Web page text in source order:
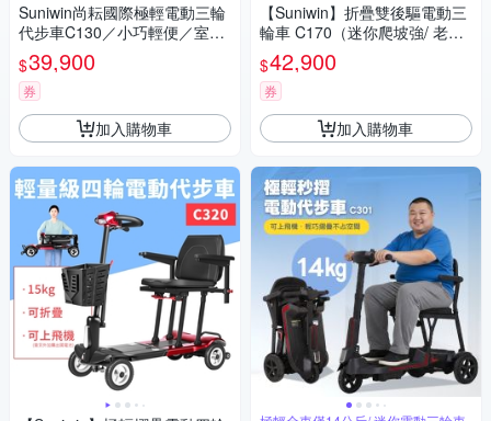
Suniwin尚耘國際極輕電動三輪
代步車C130／小巧輕便／室內
戶外出遊
$39,900
券
加入購物車
【Suniwin】折疊雙後驅電動三
輪車 C170（迷你爬坡強/ 老年
代步車/ 室內戶外出遊）
$42,900
券
加入購物車